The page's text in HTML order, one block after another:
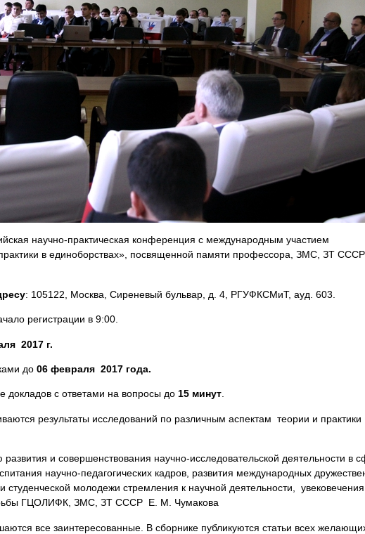
научно-практическая конференция с международным участием
в единоборствах», посвященной памяти профессора, ЗМС, ЗТ СССР
: 105122, Москва, Сиреневый бульвар, д. 4, РГУФКСМиТ, ауд. 603.
регистрации в 9:00.
2017 г.
до 06 февраля 2017 года.
с ответами на вопросы до 15 минут.
результаты исследований по различным аспектам теории и практики
развития и совершенствования научно-исследовательской деятельности в
научно-педагогических кадров, развития международных
студенческой молодежи стремления к научной деятельности, увековечения
ГЦОЛИФК, ЗМС, ЗТ СССР Е. М. Чумакова
все заинтересованные. В сборнике публикуются статьи всех